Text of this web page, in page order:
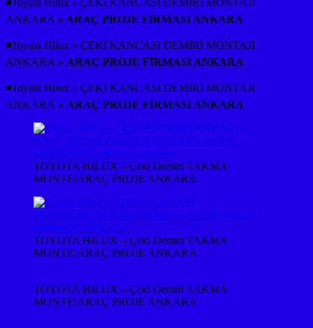
◾Toyata Hilux » ÇEKİ KANCASI DEMİRİ MONTAJI
ANKARA » ARAÇ PROJE FİRMASI ANKARA
◾Toyata Hilux » ÇEKİ KANCASI DEMİRİ MONTAJI
ANKARA » ARAÇ PROJE FİRMASI ANKARA
◾Toyata Hilux » ÇEKİ KANCASI DEMİRİ MONTAJI
ANKARA » ARAÇ PROJE FİRMASI ANKARA
TOYOTA HILUX – Çeki Demiri TAKMA
MONTE/ARAÇ PROJE ANKARA
TOYOTA HILUX – Çeki Demiri TAKMA
MONTE/ARAÇ PROJE ANKARA
TOYOTA HILUX – Çeki Demiri TAKMA
MONTE/ARAÇ PROJE ANKARA